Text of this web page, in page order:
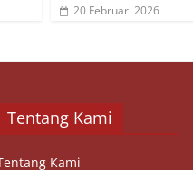
20 Februari 2026
Tentang Kami
Kami